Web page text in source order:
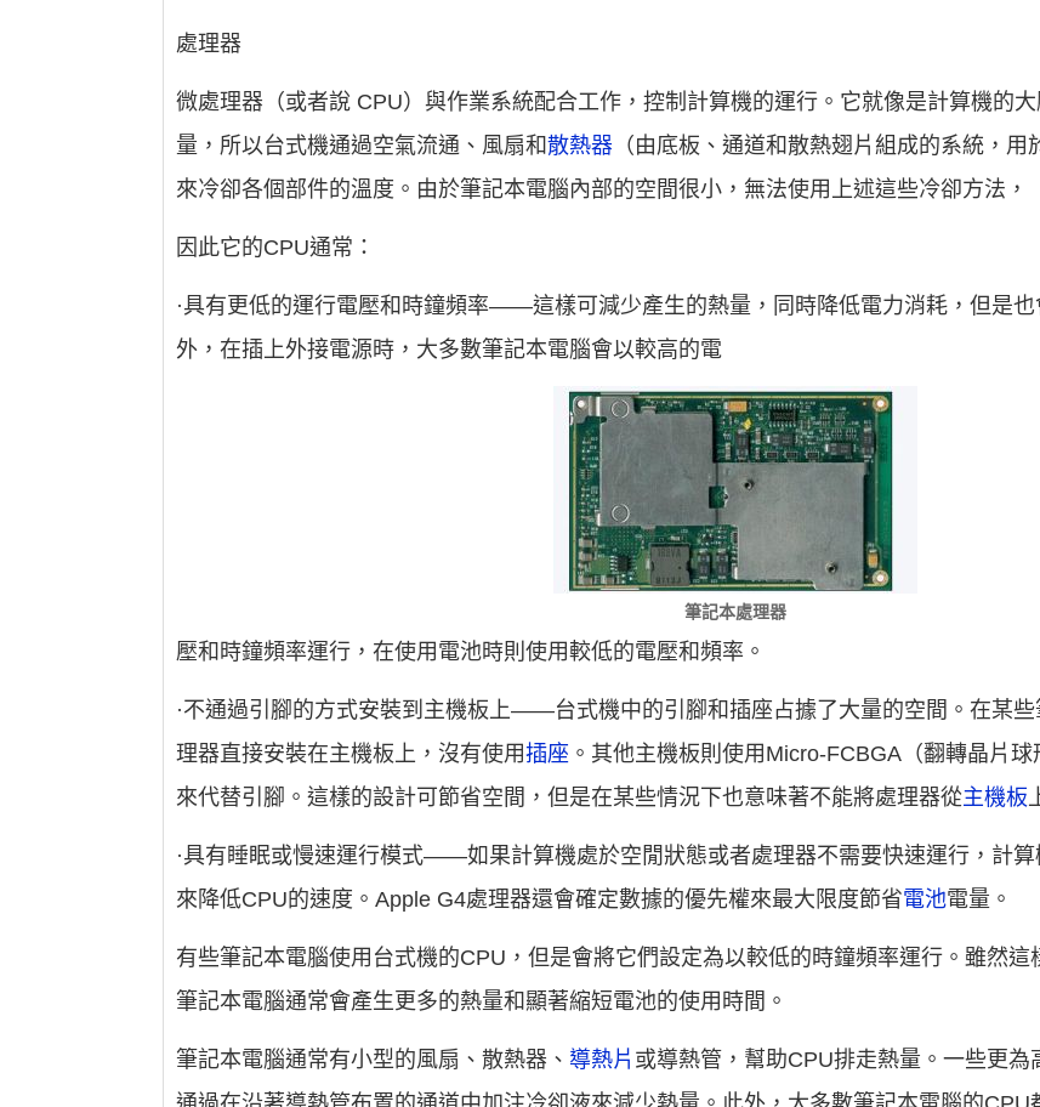
處理器
微處理器（或者說 CPU）與作業系統配合工作，控制計算機的運行。它就像是計算機的大
量，所以台式機通過空氣流通、風扇和散熱器 （由底板、通道和散熱翅片組成的系統，用
來冷卻各個部件的溫度。由於筆記本電腦內部的空間很小，無法使用上述這些冷卻方法，
因此它的CPU通常：
·具有更低的運行電壓和時鐘頻率——這樣可減少產生的熱量，同時降低電力消耗，但是也
外，在插上外接電源時，大多數筆記本電腦會以較高的電
筆記本處理器
壓和時鐘頻率運行，在使用電池時則使用較低的電壓和頻率。
·不通過引腳的方式安裝到主機板上——台式機中的引腳和插座占據了大量的空間。在某
理器直接安裝在主機板上，沒有使用插座 。其他主機板則使用Micro-FCBGA（翻轉晶片
來代替引腳。這樣的設計可節省空間，但是在某些情況下也意味著不能將處理器從主機板
·具有睡眠或慢速運行模式——如果計算機處於空閒狀態或者處理器不需要快速運行，計
來降低CPU的速度。Apple G4處理器還會確定數據的優先權來最大限度節省電池電量。
有些筆記本電腦使用台式機的CPU，但是會將它們設定為以較低的時鐘頻率運行。雖然
筆記本電腦通常會產生更多的熱量和顯著縮短電池的使用時間。
筆記本電腦通常有小型的風扇、散熱器、 導熱片 或導熱管，幫助CPU排走熱量。一些更